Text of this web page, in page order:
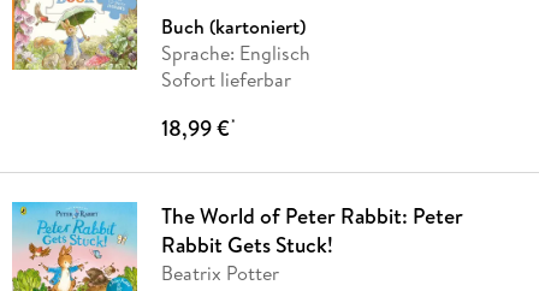
Buch (kartoniert)
Sprache: Englisch
Sofort lieferbar
18,99 €*
The World of Peter Rabbit: Peter
Rabbit Gets Stuck!
Beatrix Potter